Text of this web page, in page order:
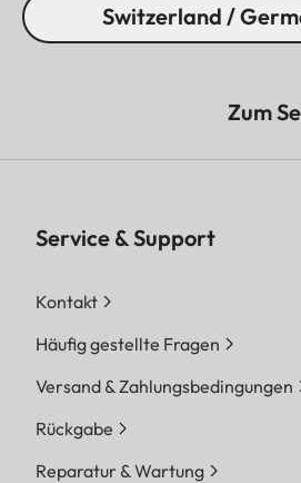
Switzerland /
Zum
Service & Support
Kontakt
Häufig gestellte Fragen
Versand & Zahlungsbedingungen
Rückgabe
Reparatur & Wartung